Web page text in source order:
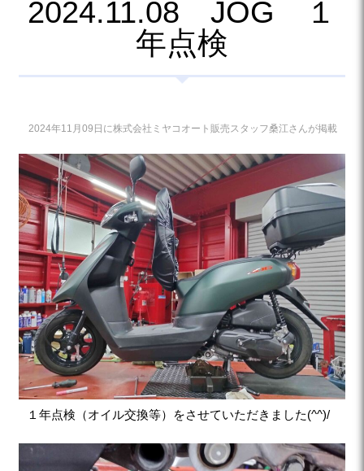
2024.11.08 JOG １
年点検
2024年11月09日に株式会社ミヤコオート販売スタッフ桑江さんが掲載
１年点検（オイル交換等）をさせていただきました(^^)/